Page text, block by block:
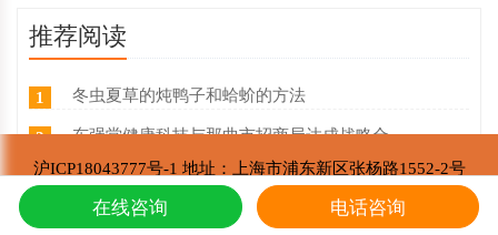
推荐阅读
1 冬虫夏草的炖鸭子和蛤蚧的方法
2 东强堂健康科技与那曲市招商局达成战略合
3 第七届中国购物中心发展论坛在上海浦东国
上海东强堂参加第十二届苏毗·娜秀文化旅
沪ICP18043777号-1 地址：上海市浦东新区张杨路1552-2号
东强堂健康科技有限公司 版权所有
Copyright © 2002-2021
在线咨询 电话咨询